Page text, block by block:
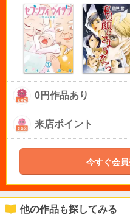
0円作品あり
来店ポイント
今すぐ会
他の作品も探してみる